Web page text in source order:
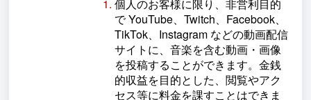
個人のお客様に限り、非営利目的
で YouTube、Twitch、Facebook、
TikTok、Instagram などの動画配信
サイトに、音楽を含む動画・画像
を投稿することができます。金銭
的収益を目的とした、閲覧やアク
セス等に料金を課すことはできま